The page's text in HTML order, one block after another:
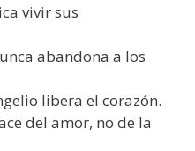
vivir sus
abandona a los
libera el corazón.
del amor, no de la